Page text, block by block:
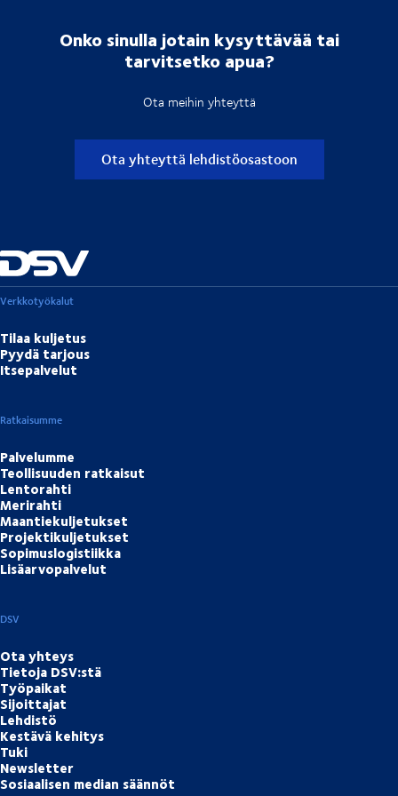
Onko sinulla jotain kysyttävää tai
tarvitsetko apua?
Ota meihin yhteyttä
Ota yhteyttä lehdistöosastoon
Verkkotyökalut
Tilaa kuljetus
Pyydä tarjous
Itsepalvelut
Ratkaisumme
Palvelumme
Teollisuuden ratkaisut
Lentorahti
Merirahti
Maantiekuljetukset
Projektikuljetukset
Sopimuslogistiikka
Lisäarvopalvelut
DSV
Ota yhteys
Tietoja DSV:stä
Työpaikat
Sijoittajat
Lehdistö
Kestävä kehitys
Tuki
Newsletter
Sosiaalisen median säännöt